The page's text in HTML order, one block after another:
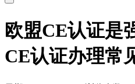
欧盟CE认证是
CE认证办理常